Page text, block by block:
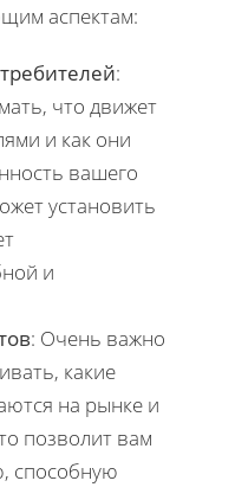
аспектам:
:
что движет
и как они
вашего
установить
и
: Очень важно
какие
на рынке и
позволит вам
способную